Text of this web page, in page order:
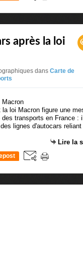
après la loi
dans Carte de
loi Macron figure une
transports en France :
lignes d'autocars
Lire la